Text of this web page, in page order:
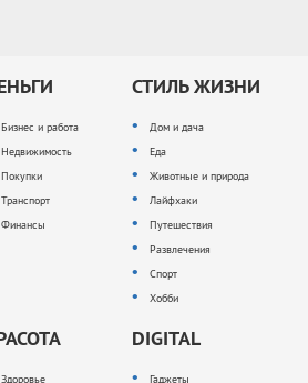
Бизнес и работа
Недвижимость
Покупки
Транспорт
Финансы
СТИЛЬ ЖИЗНИ
Дом и дача
Еда
Животные и природа
Лайфхаки
Путешествия
Развлечения
Спорт
Хобби
Здоровье
DIGITAL
Гаджеты